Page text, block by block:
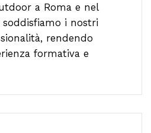
a Roma e nel
soddisfiamo i nostri
rendendo
formativa e